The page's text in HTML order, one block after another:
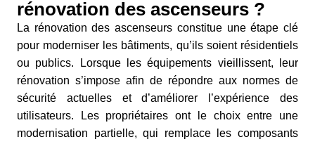
rénovation des ascenseurs ?
La rénovation des ascenseurs constitue une étape clé
pour moderniser les bâtiments, qu’ils soient résidentiels
ou publics. Lorsque les équipements vieillissent, leur
rénovation s’impose afin de répondre aux normes de
sécurité actuelles et d’améliorer l’expérience des
utilisateurs. Les propriétaires ont le choix entre une
modernisation partielle, qui remplace les composants